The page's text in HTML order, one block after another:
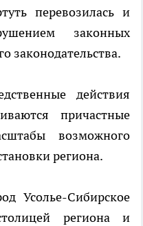
перевозилась и
законных
законодательства.
действия
причастные
возможного
региона.
Усолье-Сибирское
региона и